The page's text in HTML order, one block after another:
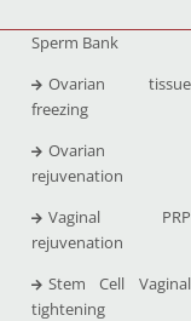
Sperm Bank
Ovarian tissue
freezing
Ovarian
rejuvenation
Vaginal PRP
rejuvenation
Stem Cell Vaginal
tightening